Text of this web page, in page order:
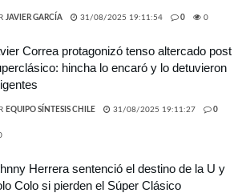
JAVIER GARCÍA 31/08/2025 19:11:54 0 0
Correa protagonizó tenso altercado post
hincha lo encaró y lo detuvieron
EQUIPO SÍNTESIS CHILE 31/08/2025 19:11:27 0
Herrera sentenció el destino de la U y
Colo si pierden el Súper Clásico